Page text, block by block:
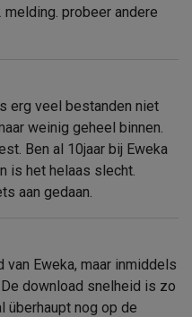
probeer andere
erg veel bestanden niet
weinig geheel binnen.
Ben al 10jaar bij Eweka
is het helaas slecht.
aan gedaan.
van Eweka, maar inmiddels
download snelheid is zo
überhaupt nog op de